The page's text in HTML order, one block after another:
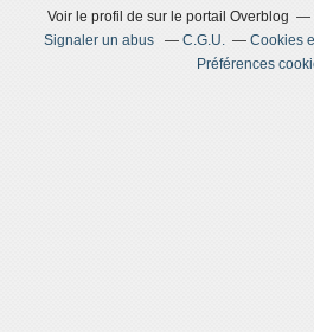
Voir le profil de sur le portail Overblog
Signaler un abus
C.G.U.
Cookies
Préférences